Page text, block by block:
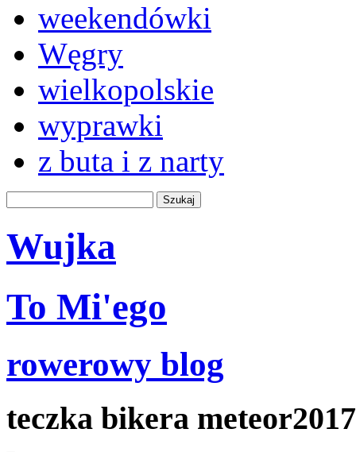
weekendówki
Węgry
wielkopolskie
wyprawki
z buta i z narty
Wujka
To Mi'ego
rowerowy blog
teczka bikera meteor2017